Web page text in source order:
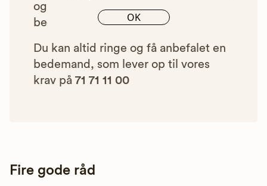
OK
og at vi samtidig kan tilbyde vores
bedemandsgaranti.
Du kan altid ringe og få anbefalet en
bedemand, som lever op til vores
krav på 71 71 11 00
Fire gode råd